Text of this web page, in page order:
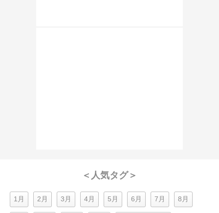
＜人気タグ＞
1月 2月 3月 4月 5月 6月 7月 8月